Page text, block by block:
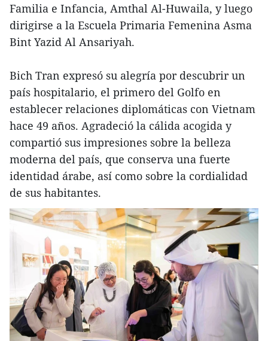
Familia e Infancia, Amthal Al-Huwaila, y luego
dirigirse a la Escuela Primaria Femenina Asma
Bint Yazid Al Ansariyah.
Bich Tran expresó su alegría por descubrir un
país hospitalario, el primero del Golfo en
establecer relaciones diplomáticas con Vietnam
hace 49 años. Agradeció la cálida acogida y
compartió sus impresiones sobre la belleza
moderna del país, que conserva una fuerte
identidad árabe, así como sobre la cordialidad
de sus habitantes.